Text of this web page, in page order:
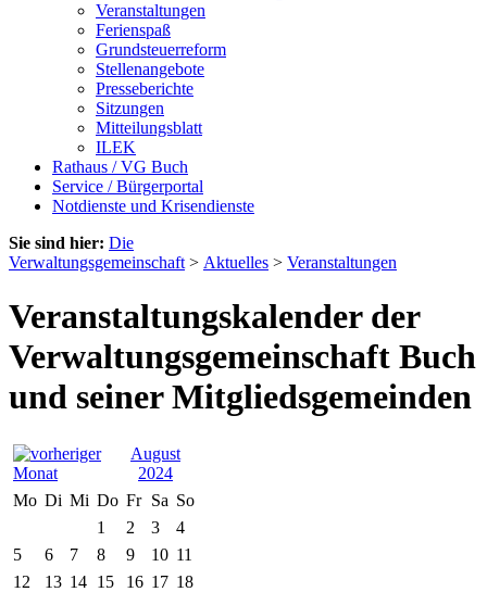
Veranstaltungen
Ferienspaß
Grundsteuerreform
Stellenangebote
Presseberichte
Sitzungen
Mitteilungsblatt
ILEK
Rathaus / VG Buch
Service / Bürgerportal
Notdienste und Krisendienste
Sie sind hier: Die
Verwaltungsgemeinschaft > Aktuelles > Veranstaltungen
Veranstaltungskalender der
Verwaltungsgemeinschaft Buch
und seiner Mitgliedsgemeinden
August
2024
Mo Di Mi Do Fr Sa So
1
2 3
4
5
6 7 8 9 10 11
12
13 14 15 16 17 18